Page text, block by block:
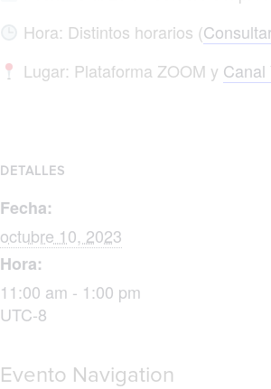
Hora: Distintos horarios (
Lugar: Plataforma ZOOM y Canal
DETALLES
Fecha:
octubre 10, 2023
Hora:
11:00 am - 1:00 pm
UTC-8
Evento Navigation